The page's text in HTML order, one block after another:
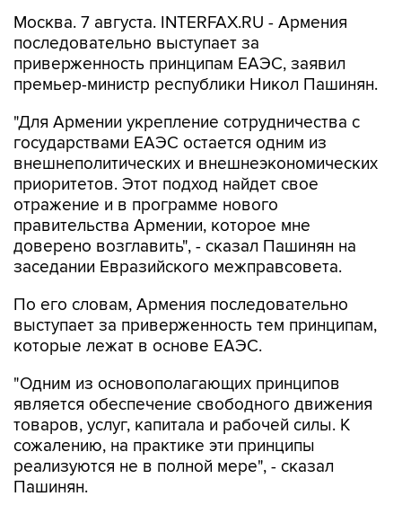
Москва. 7 августа. INTERFAX.RU - Армения
последовательно выступает за
приверженность принципам ЕАЭС, заявил
премьер-министр республики Никол Пашинян.
"Для Армении укрепление сотрудничества с
государствами ЕАЭС остается одним из
внешнеполитических и внешнеэкономических
приоритетов. Этот подход найдет свое
отражение и в программе нового
правительства Армении, которое мне
доверено возглавить", - сказал Пашинян на
заседании Евразийского межправсовета.
По его словам, Армения последовательно
выступает за приверженность тем принципам,
которые лежат в основе ЕАЭС.
"Одним из основополагающих принципов
является обеспечение свободного движения
товаров, услуг, капитала и рабочей силы. К
сожалению, на практике эти принципы
реализуются не в полной мере", - сказал
Пашинян.